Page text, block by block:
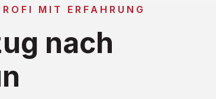
MIT ERFAHRUNG
nach